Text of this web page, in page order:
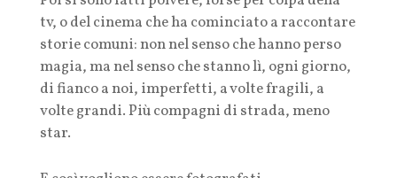
tv, o del cinema che ha cominciato a raccontare
storie comuni: non nel senso che hanno perso
magia, ma nel senso che stanno lì, ogni giorno,
di fianco a noi, imperfetti, a volte fragili, a
volte grandi. Più compagni di strada, meno
star.